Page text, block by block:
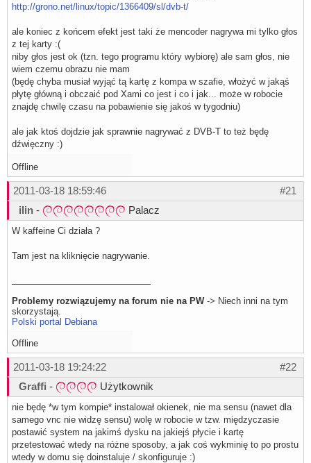
http://grono.net/linux/topic/1366409/sl/dvb-t/
ale koniec z końcem efekt jest taki że mencoder nagrywa mi tylko głos
z tej karty :(
niby głos jest ok (tzn. tego programu który wybiorę) ale sam głos, nie
wiem czemu obrazu nie mam
(będę chyba musiał wyjąć tą kartę z kompa w szafie, włożyć w jakąś
płytę główną i obczaić pod Xami co jest i co i jak... może w robocie
znajdę chwilę czasu na pobawienie się jakoś w tygodniu)
ale jak ktoś dojdzie jak sprawnie nagrywać z DVB-T to też będę
dźwięczny :)
Offline
#21
2011-03-18 18:59:46
ilin - Palacz
W kaffeine Ci działa ?
Tam jest na kliknięcie nagrywanie.
Problemy rozwiązujemy na forum nie na PW-> Niech inni na tym
skorzystają.
Polski portal Debiana
Offline
#22
2011-03-18 19:24:22
Graffi - Użytkownik
nie będę *w tym kompie* instalował okienek, nie ma sensu (nawet dla
samego vnc nie widzę sensu) wolę w robocie w tzw. międzyczasie
postawić system na jakimś dysku na jakiejś płycie i kartę
przetestować wtedy na różne sposoby, a jak coś wykminię to po prostu
wtedy w domu się doinstaluje / skonfiguruje :)